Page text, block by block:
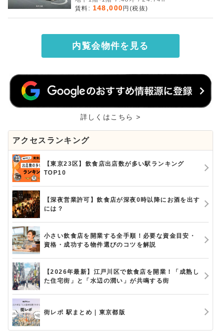
賃料: 148,000 円(税抜)
内覧会物件を見る
詳しくはこちら >
アクセスランキング
【東京23区】飲食店出店数が多い駅ランキング
TOP10
【深夜営業許可】飲食店が深夜0時以降にお酒を出す
には？
小さい飲食店を開業する全手順！必要な資金目安・
資格・成功する物件選びのコツを解説
【2026年最新】江戸川区で飲食店を開業！「成熟し
た住宅街」と「水辺の潤い」が共鳴する街
街レポ 駅まとめ｜東京都版